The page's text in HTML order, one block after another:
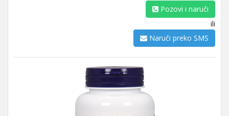
Pozovi i naruči
ili
Naruči preko SMS